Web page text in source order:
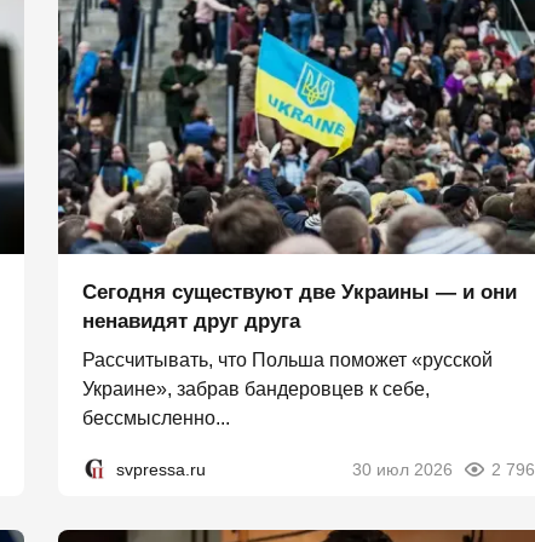
Сегодня существуют две Украины — и они
ненавидят друг друга
Рассчитывать, что Польша поможет «русской
Украине», забрав бандеровцев к себе,
бессмысленно...
svpressa.ru 30 июл 2026 2 796